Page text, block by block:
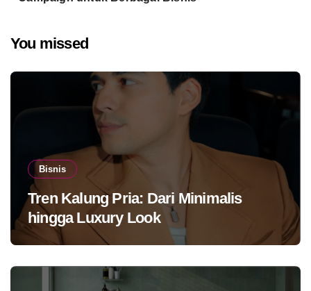
You missed
Bisnis
Tren Kalung Pria: Dari Minimalis
hingga Luxury Look